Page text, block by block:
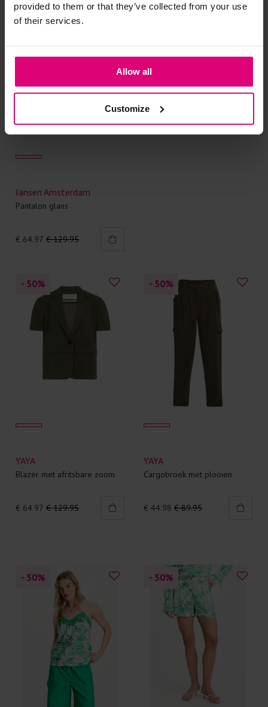
provided to them or that they’ve collected from your use
of their services.
Allow all
Customize
- 50 %
Jansen Amsterdam
Pantalon glans
€ 64.97 € 129.95
- 50%
YAYA
Blazer met afritsbare zoom
€ 64.97 € 129.95
- 50%
YAYA
Cargobroek met plooien
€ 44.98 € 89.95
- 50% - 50%